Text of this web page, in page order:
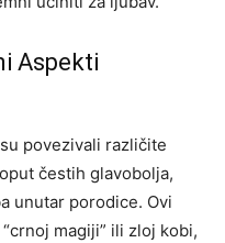
Aspekti
povezivali različite
čestih glavobolja,
unutar porodice. Ovi
magiji” ili zloj kobi,